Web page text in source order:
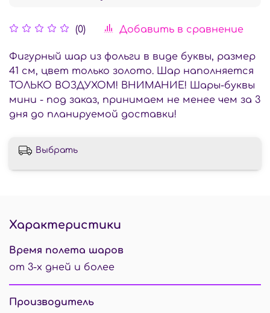
(0) Добавить в сравнение
Фигурный шар из фольги в виде буквы, размер
41 см, цвет только золото. Шар наполняется
ТОЛЬКО ВОЗДУХОМ! ВНИМАНИЕ! Шары-буквы
мини - под заказ, принимаем не менее чем за 3
дня до планируемой доставки!
Выбрать
Характеристики
Время полета шаров
от 3-х дней и более
Производитель